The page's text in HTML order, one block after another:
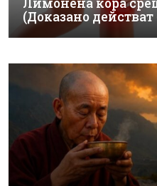
(Доказано